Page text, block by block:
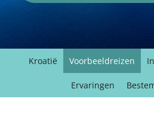
Kroatië Voorbeeldreizen
Ervaringen